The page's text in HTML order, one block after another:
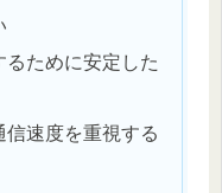
ために安定した
速度を重視する